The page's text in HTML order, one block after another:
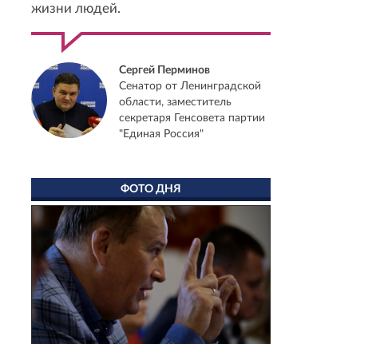
жизни людей.
Сергей Перминов
Сенатор от Ленинградской
области, заместитель
секретаря Генсовета партии
"Единая Россия"
ФОТО ДНЯ